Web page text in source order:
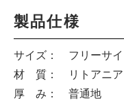
製品仕様
サイズ： フリーサイ
材 質： リトアニア
厚 み： 普通地